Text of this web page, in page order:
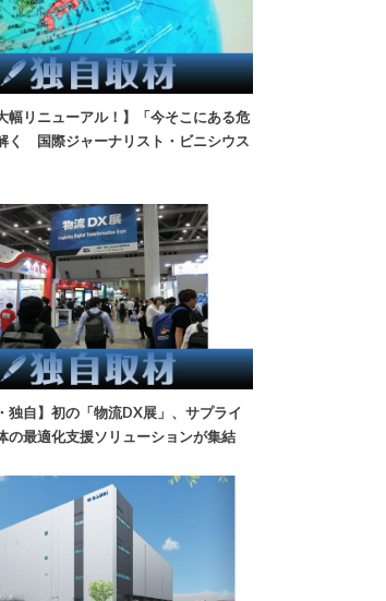
幅リニューアル！】「今そこにある危
く 国際ジャーナリスト・ビニシウス
独自】初の「物流DX展」、サプライ
の最適化支援ソリューションが集結